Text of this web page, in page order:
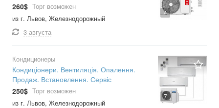
4
260$ Торг возможен
из г. Львов, Железнодорожный
3 августа
7
Кондиционеры
Кондиціонери. Вентиляція. Опалення.
Продаж. Встановлення. Сервіс
250$ Торг возможен
из г. Львов, Железнодорожный